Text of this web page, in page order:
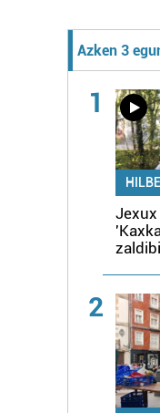
Azken 3
1
2